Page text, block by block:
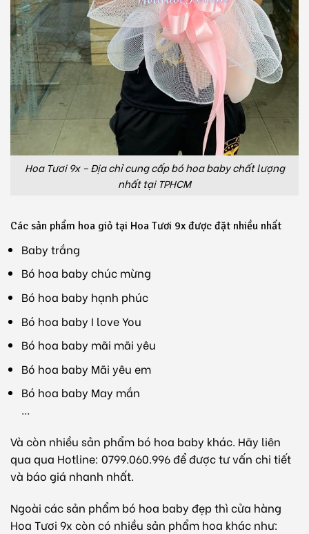
Hoa Tươi 9x – Địa chỉ cung cấp bó hoa baby chất lượng
nhất tại TPHCM
Các sản phẩm hoa giỏ tại Hoa Tươi 9x được đặt nhiều nhất
Baby trắng
Bó hoa baby chúc mừng
Bó hoa baby hạnh phúc
Bó hoa baby I love You
Bó hoa baby mãi mãi yêu
Bó hoa baby Mãi yêu em
Bó hoa baby May mắn
…
Và còn nhiều sản phẩm bó hoa baby khác. Hãy liên
qua qua Hotline: 0799.060.996 để được tư vấn chi tiết
và báo giá nhanh nhất.
Ngoài các sản phẩm bó hoa baby đẹp thì cửa hàng
Hoa Tươi 9x còn có nhiều sản phẩm hoa khác như: